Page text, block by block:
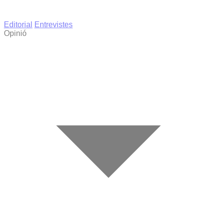
Editorial
Entrevistes
Opinió